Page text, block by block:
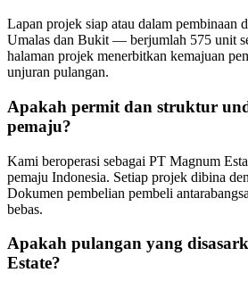
Lapan projek siap atau dalam
Umalas dan Bukit — berjumlah 575 unit
halaman projek menerbitkan kemajuan
unjuran pulangan.
Apakah permit dan struktur
pemaju?
Kami beroperasi sebagai PT Magnum
pemaju Indonesia. Setiap projek dibina
Dokumen pembelian pembeli
bebas.
Apakah pulangan yang
Estate?